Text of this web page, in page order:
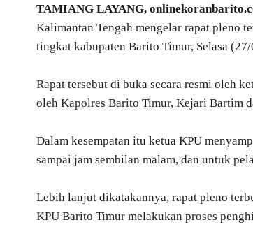
TAMIANG LAYANG,
Kalimantan Tengah mengelar rapat pleno
tingkat kabupaten Barito Timur, Selasa
Rapat tersebut di buka secara resmi oleh
oleh Kapolres Barito Timur, Kejari Bartim
Dalam kesempatan itu ketua KPU
sampai jam sembilan malam, dan untuk
Lebih lanjut dikatakannya, rapat pleno
KPU Barito Timur melakukan proses